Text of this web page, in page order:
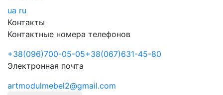
ua ru
Контакты
Контактные номера телефонов
+38(096)700-05-05+38(067)631-45-80
Электронная почта
artmodulmebel2@gmail.com